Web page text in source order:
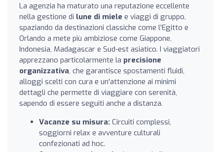
La agenzia ha maturato una reputazione eccellente
nella gestione di lune di miele e viaggi di gruppo,
spaziando da destinazioni classiche come l'Egitto e
Orlando a mete più ambiziose come Giappone,
Indonesia, Madagascar e Sud-est asiatico. I viaggiatori
apprezzano particolarmente la precisione
organizzativa, che garantisce spostamenti fluidi,
alloggi scelti con cura e un'attenzione ai minimi
dettagli che permette di viaggiare con serenità,
sapendo di essere seguiti anche a distanza.
Vacanze su misura: Circuiti complessi,
soggiorni relax e avventure culturali
confezionati ad hoc.